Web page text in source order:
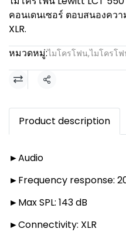
คอนเดนเซอร์ ตอบสนองคว
XLR.
หมวดหมู่:ไมโครโฟน,ไมโครโ
แชร์
Product description
►Audio
►Frequency response:
►Max SPL: 143 dB
►Connectivity: XLR